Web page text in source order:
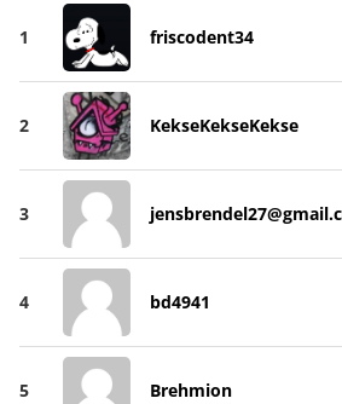
1 friscodent34
2 KekseKekseKekse
3
4 bd4941
5 Brehmion